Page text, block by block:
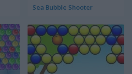
Sea Bubble Shooter